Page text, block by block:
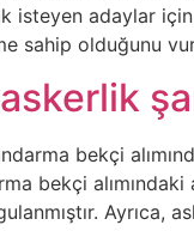
isteyen adaylar
sahip olduğunu
bekçi
bekçi